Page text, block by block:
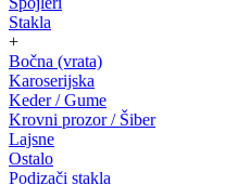
Stakla
+
Bočna (vrata)
Karoserijska
Keder / Gume
Krovni prozor / Šiber
Lajsne
Ostalo
Podizači stakla